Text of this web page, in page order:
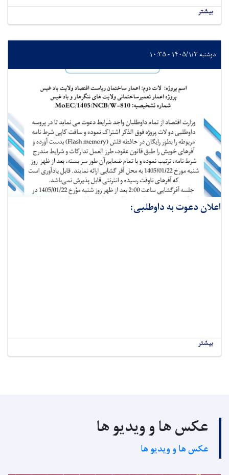
بیشتر
دوشنبه ۱۴۰۵/۱/۳ - ۱۰:۳۵
اعلان دعوت به داوطلبی:
بیشتر
عکس ها و ویدیو ها
عکس ها و ویدیو ها